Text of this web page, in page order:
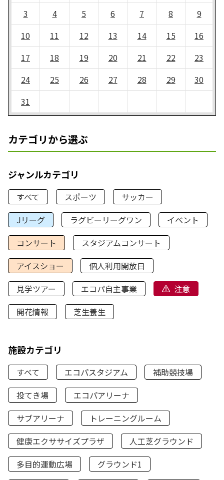
3
4 5 6 7 8
9
10
11 12 13 14 15
16
17
18 19 20 21 22
23
24
25 26 27 28 29
30
31
カテゴリから選ぶ
ジャンルカテゴリ
すべて スポーツ
サッカー
Jリーグ
ラグビーリーグワン
イベント
コンサート
スタジアムコンサート
アイスショー
個人利用開放日
見学ツアー
エコパ自主事業
注意
開花情報
芝生養生
施設カテゴリ
すべて エコパスタジアム
補助競技場
投てき場
エコパアリーナ
サブアリーナ
トレーニングルーム
健康エクササイズプラザ
人工芝グラウンド
多目的運動広場
グラウンド1